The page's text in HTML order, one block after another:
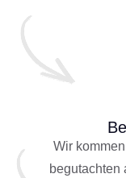
Wir
begutachten